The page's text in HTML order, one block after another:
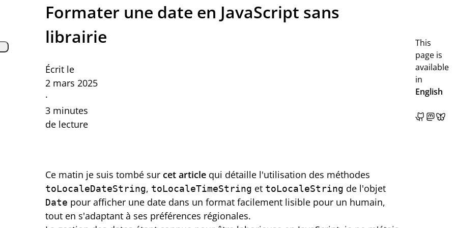
Formater une date en JavaScript sans
librairie
Écrit le
2 mars 2025
·
3 minutes
de lecture
Ce matin je suis tombé sur cet article qui détaille l'utilisation des méthodes
toLocaleDateString, toLocaleTimeString et toLocaleString de l'objet
Date pour afficher une date dans un format facilement lisible pour un humain,
tout en s'adaptant à ses préférences régionales.
This
page is
available
in
English